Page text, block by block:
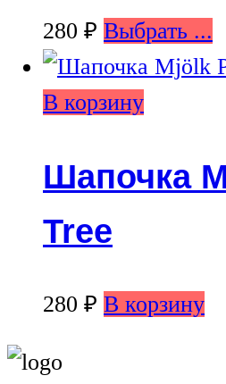
280 ₽ Выбрать ...
В корзину
Шапочка
Tree
280 ₽ В корзину